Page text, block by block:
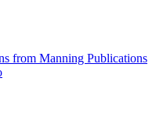
from Manning Publications